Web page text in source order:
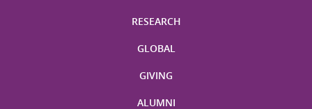
RESEARCH
GLOBAL
GIVING
ALUMNI